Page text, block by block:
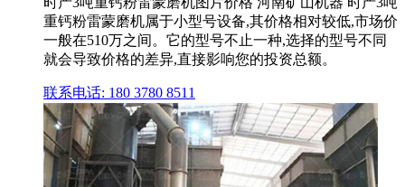
重钙粉雷蒙磨机属于小型号设备,其价格相对较低,市场价
一般在510万之间。它的型号不止一种,选择的型号不同
就会导致价格的差异,直接影响您的投资总额。
联系电话: 180 3780 8511